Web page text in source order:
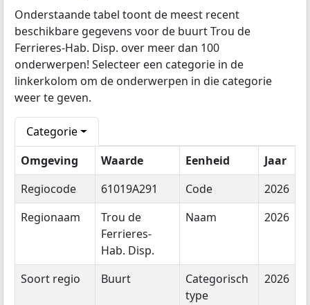
Onderstaande tabel toont de meest recent
beschikbare gegevens voor de buurt Trou de
Ferrieres-Hab. Disp. over meer dan 100
onderwerpen! Selecteer een categorie in de
linkerkolom om de onderwerpen in die categorie
weer te geven.
Categorie
Omgeving
Waarde Eenheid
Jaar
Regiocode
61019A291 Code
2026
Regionaam
Trou de
Ferrieres-
Hab. Disp.
Naam 2026
Soort regio Buurt
Categorisch
type
2026